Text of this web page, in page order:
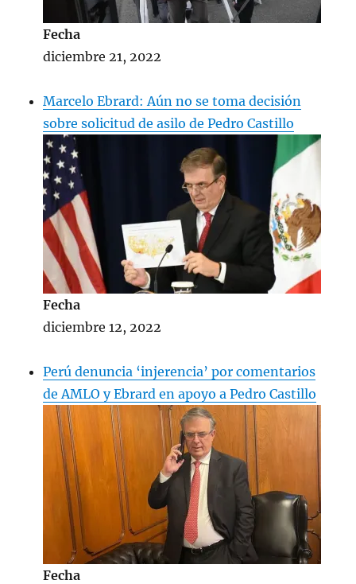
Fecha
diciembre 21, 2022
Marcelo Ebrard: Aún no se toma decisión
sobre solicitud de asilo de Pedro Castillo
Fecha
diciembre 12, 2022
Perú denuncia ‘injerencia’ por comentarios
de AMLO y Ebrard en apoyo a Pedro Castillo
Fecha